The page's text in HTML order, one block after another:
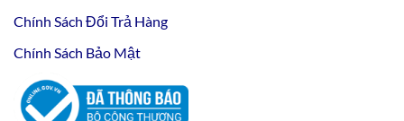
Chính Sách Đổi Trả Hàng
Chính Sách Bảo Mật